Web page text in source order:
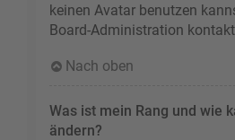
keinen Avatar benutzen
Board-Administration
Nach oben
Was ist mein Rang und wie
ändern?